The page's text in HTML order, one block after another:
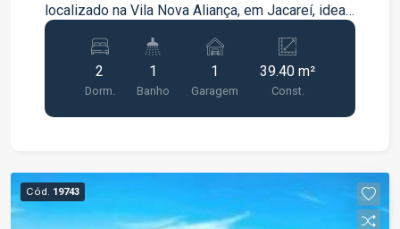
localizado na Vila Nova Aliança, em Jacareí, ideal
para quem busca conforto, praticidade e boa
localização. Características do imóvel: 2
dormitórios com piso em porcelanato Banheiro
Imóvel bem distribuído, com acabamento
Entre em contato e agende sua visita.
2
Dorm.
1
Banho
1
Garagem
39.40 m²
Const.
Cód. 19743